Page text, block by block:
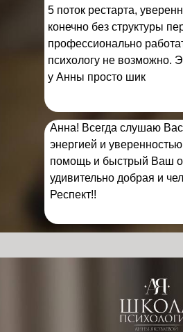
Анна! Всегда слушаю
энергией и
помощь и быстрый Ваш
удивительно добрая и
Респект!!
5 поток рестарта,
конечно без структуры
профессионально
психологу не возможно.
у Анны просто шик